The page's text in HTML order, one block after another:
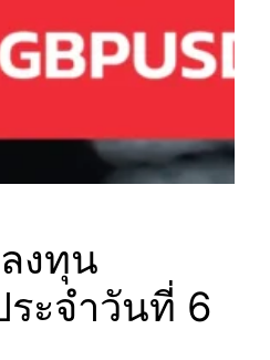
งทุน
ระจำวันที่ 6